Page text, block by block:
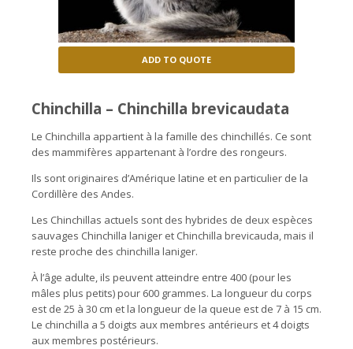
ADD TO QUOTE
Chinchilla – Chinchilla brevicaudata
Le Chinchilla appartient à la famille des chinchillés. Ce sont
des mammifères appartenant à l’ordre des rongeurs.
Ils sont originaires d’Amérique latine et en particulier de la
Cordillère des Andes.
Les Chinchillas actuels sont des hybrides de deux espèces
sauvages Chinchilla laniger et Chinchilla brevicauda, ​​mais il
reste proche des chinchilla laniger.
À l’âge adulte, ils peuvent atteindre entre 400 (pour les
mâles plus petits) pour 600 grammes. La longueur du corps
est de 25 à 30 cm et la longueur de la queue est de 7 à 15 cm.
Le chinchilla a 5 doigts aux membres antérieurs et 4 doigts
aux membres postérieurs.